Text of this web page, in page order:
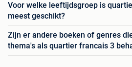
Voor welke leeftijdsgroep is
meest geschikt?
Zijn er andere boeken of genres
thema's als quartier francais 3